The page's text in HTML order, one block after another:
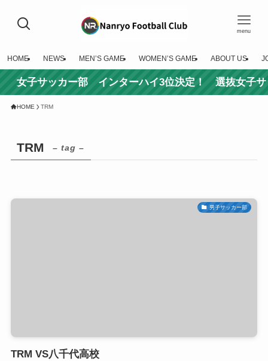
menu
HOME NEWS MEN’S GAME WOMEN’S GAME ABOUT US
カー部 インターハイ3位決定！ 選抜女子サッカー
HOME TRM
TRM – tag –
男子サッカー部
TRM VS八千代高校